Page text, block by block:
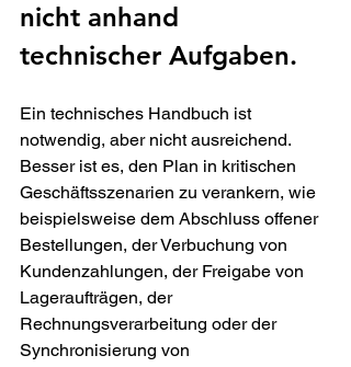
nicht anhand
technischer Aufgaben.
Ein technisches Handbuch ist
notwendig, aber nicht ausreichend.
Besser ist es, den Plan in kritischen
Geschäftsszenarien zu verankern, wie
beispielsweise dem Abschluss offener
Bestellungen, der Verbuchung von
Kundenzahlungen, der Freigabe von
Lageraufträgen, der
Rechnungsverarbeitung oder der
Synchronisierung von